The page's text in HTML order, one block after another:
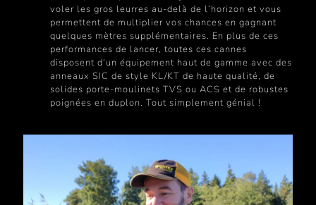
voler les gros leurres au-delà de l‘horizon et vous
permettent de multiplier vos chances en gagnant
quelques mètres supplémentaires. En plus de ces
performances de lancer, toutes ces cannes
disposent d‘un équipement haut de gamme avec des
anneaux SIC de style KL/KT de haute qualité, de
solides porte-moulinets TVS ou ACS et de robustes
poignées en duplon. Tout simplement génial !